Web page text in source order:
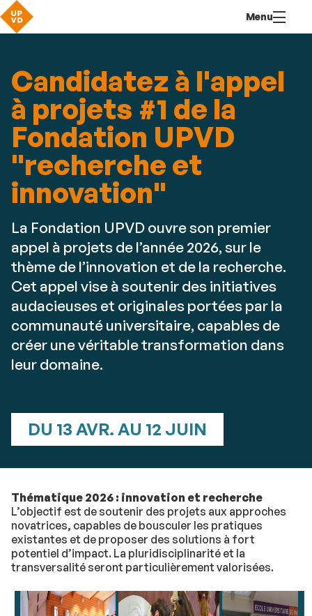
contenu
Menu
Candidatez à l'appel
à projets #1 de la
Fondation UPVD
"recherche et
innovation"
La Fondation UPVD ouvre son premier
appel à projets de l’année 2026, sur le
thème de l’innovation et de la recherche.
Cet appel vise à soutenir des initiatives
audacieuses et originales portées par la
communauté universitaire, capables de
créer une véritable transformation dans
leur domaine.
DU 13 AVR. AU 12 JUIN
Thématique 2026 : innovation et recherche
L’objectif est de soutenir des projets aux approches
novatrices, capables de bousculer les pratiques
existantes et de proposer des solutions à fort
potentiel d’impact. La pluridisciplinarité et la
transversalité seront particulièrement valorisées.